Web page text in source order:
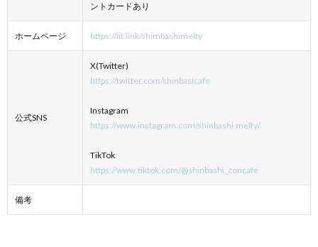
ントカードあり
ホームページ https://lit.link/shimbashimelty
公式SNS
X(Twitter)
https://twitter.com/shinbasicafe
Instagram
https://www.instagram.com/shinbashi.melty/
TikTok
https://www.tiktok.com/@shinbashi_concafe
備考